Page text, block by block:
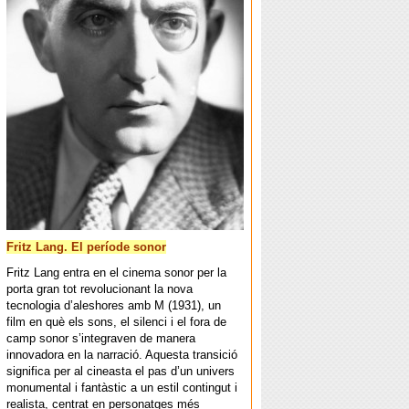
Fritz Lang. El període sonor
Fritz Lang entra en el cinema sonor per la
porta gran tot revolucionant la nova
tecnologia d’aleshores amb M (1931), un
film en què els sons, el silenci i el fora de
camp sonor s’integraven de manera
innovadora en la narració. Aquesta transició
significa per al cineasta el pas d’un univers
monumental i fantàstic a un estil contingut i
realista, centrat en personatges més